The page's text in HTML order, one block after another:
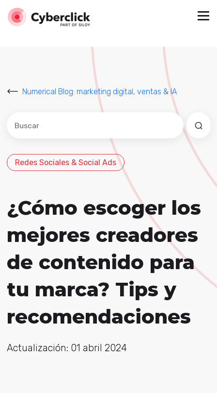
Numerical Blog: marketing digital, ventas & IA
Este es un campo de búsqueda con una función de
No hay sugerencias porque el campo de
Redes Sociales & Social Ads
¿Cómo escoger los
mejores creadores
de contenido para
tu marca? Tips y
recomendaciones
Actualización: 01 abril 2024